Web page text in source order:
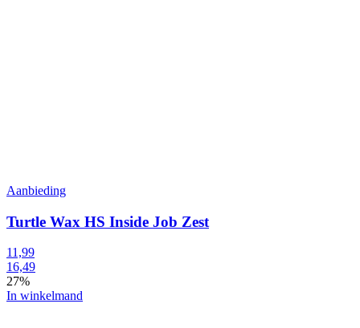
Aanbieding
Turtle Wax HS Inside Job Zest
11,99
16,49
27%
In winkelmand